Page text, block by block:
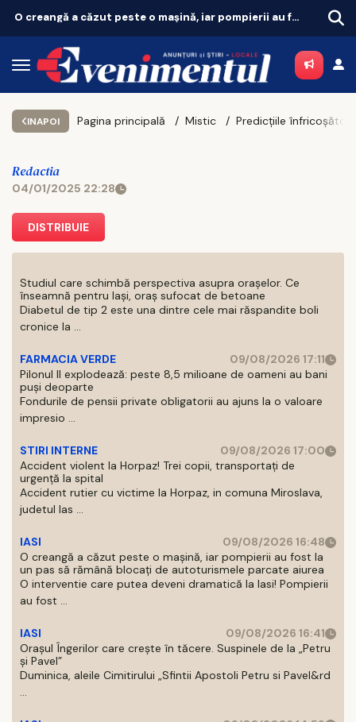
O creangă a căzut peste o mașină, iar pompierii au fost la un pas să rămână blocați de autoturismele parcate aiurea
INAPOI Pagina principală Mistic
Redactia
04/01/2025 22:28
DISTRIBUIE
Studiul care schimbă perspectiva asupra orașelor. Ce
înseamnă pentru Iași, oraș sufocat de betoane
Diabetul de tip 2 este una dintre cele mai răspandite boli
cronice la ...
FARMACIA VERDE
09/08/2026 17:11
Pilonul II explodează: peste 8,5 milioane de oameni au bani
puși deoparte
Fondurile de pensii private obligatorii au ajuns la o valoare
impresio ...
STIRI INTERNE
09/08/2026 17:00
Accident violent la Horpaz! Trei copii, transportați de
urgență la spital
Accident rutier cu victime la Horpaz, in comuna Miroslava,
judetul Ias ...
IASI
09/08/2026 16:48
O creangă a căzut peste o mașină, iar pompierii au fost la
un pas să rămână blocați de autoturismele parcate aiurea
O interventie care putea deveni dramatică la Iasi! Pompierii
au fost ...
IASI
09/08/2026 16:41
Orașul Îngerilor care crește în tăcere. Suspinele de la „Petru
și Pavel”
Duminica, aleile Cimitirului „Sfintii Apostoli Petru si Pavel&rd
...